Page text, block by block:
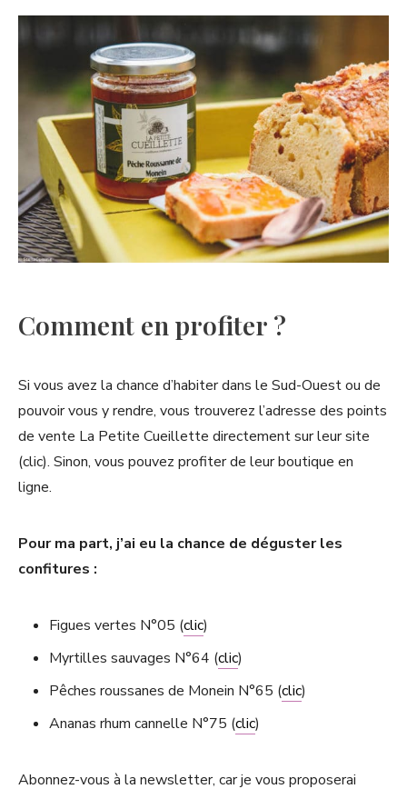
Comment en profiter ?
Si vous avez la chance d’habiter dans le Sud-Ouest ou de
pouvoir vous y rendre, vous trouverez l’adresse des points
de vente La Petite Cueillette directement sur leur site
(clic). Sinon, vous pouvez profiter de leur boutique en
ligne.
Pour ma part, j’ai eu la chance de déguster les
confitures :
Figues vertes N°05 (clic)
Myrtilles sauvages N°64 (clic)
Pêches roussanes de Monein N°65 (clic)
Ananas rhum cannelle N°75 (clic)
Abonnez-vous à la newsletter, car je vous proposerai